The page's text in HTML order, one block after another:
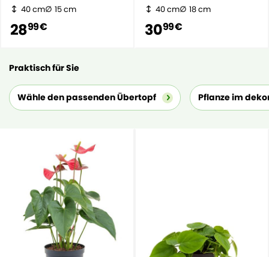
40 cm 15 cm
2899 €
40 cm 18 cm
3099 €
Praktisch für Sie
Wähle den passenden Übertopf Pflanze im